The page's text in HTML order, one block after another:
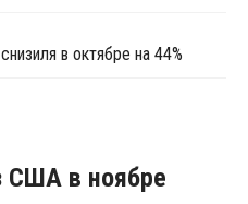
в октябре на 44%
США в ноябре